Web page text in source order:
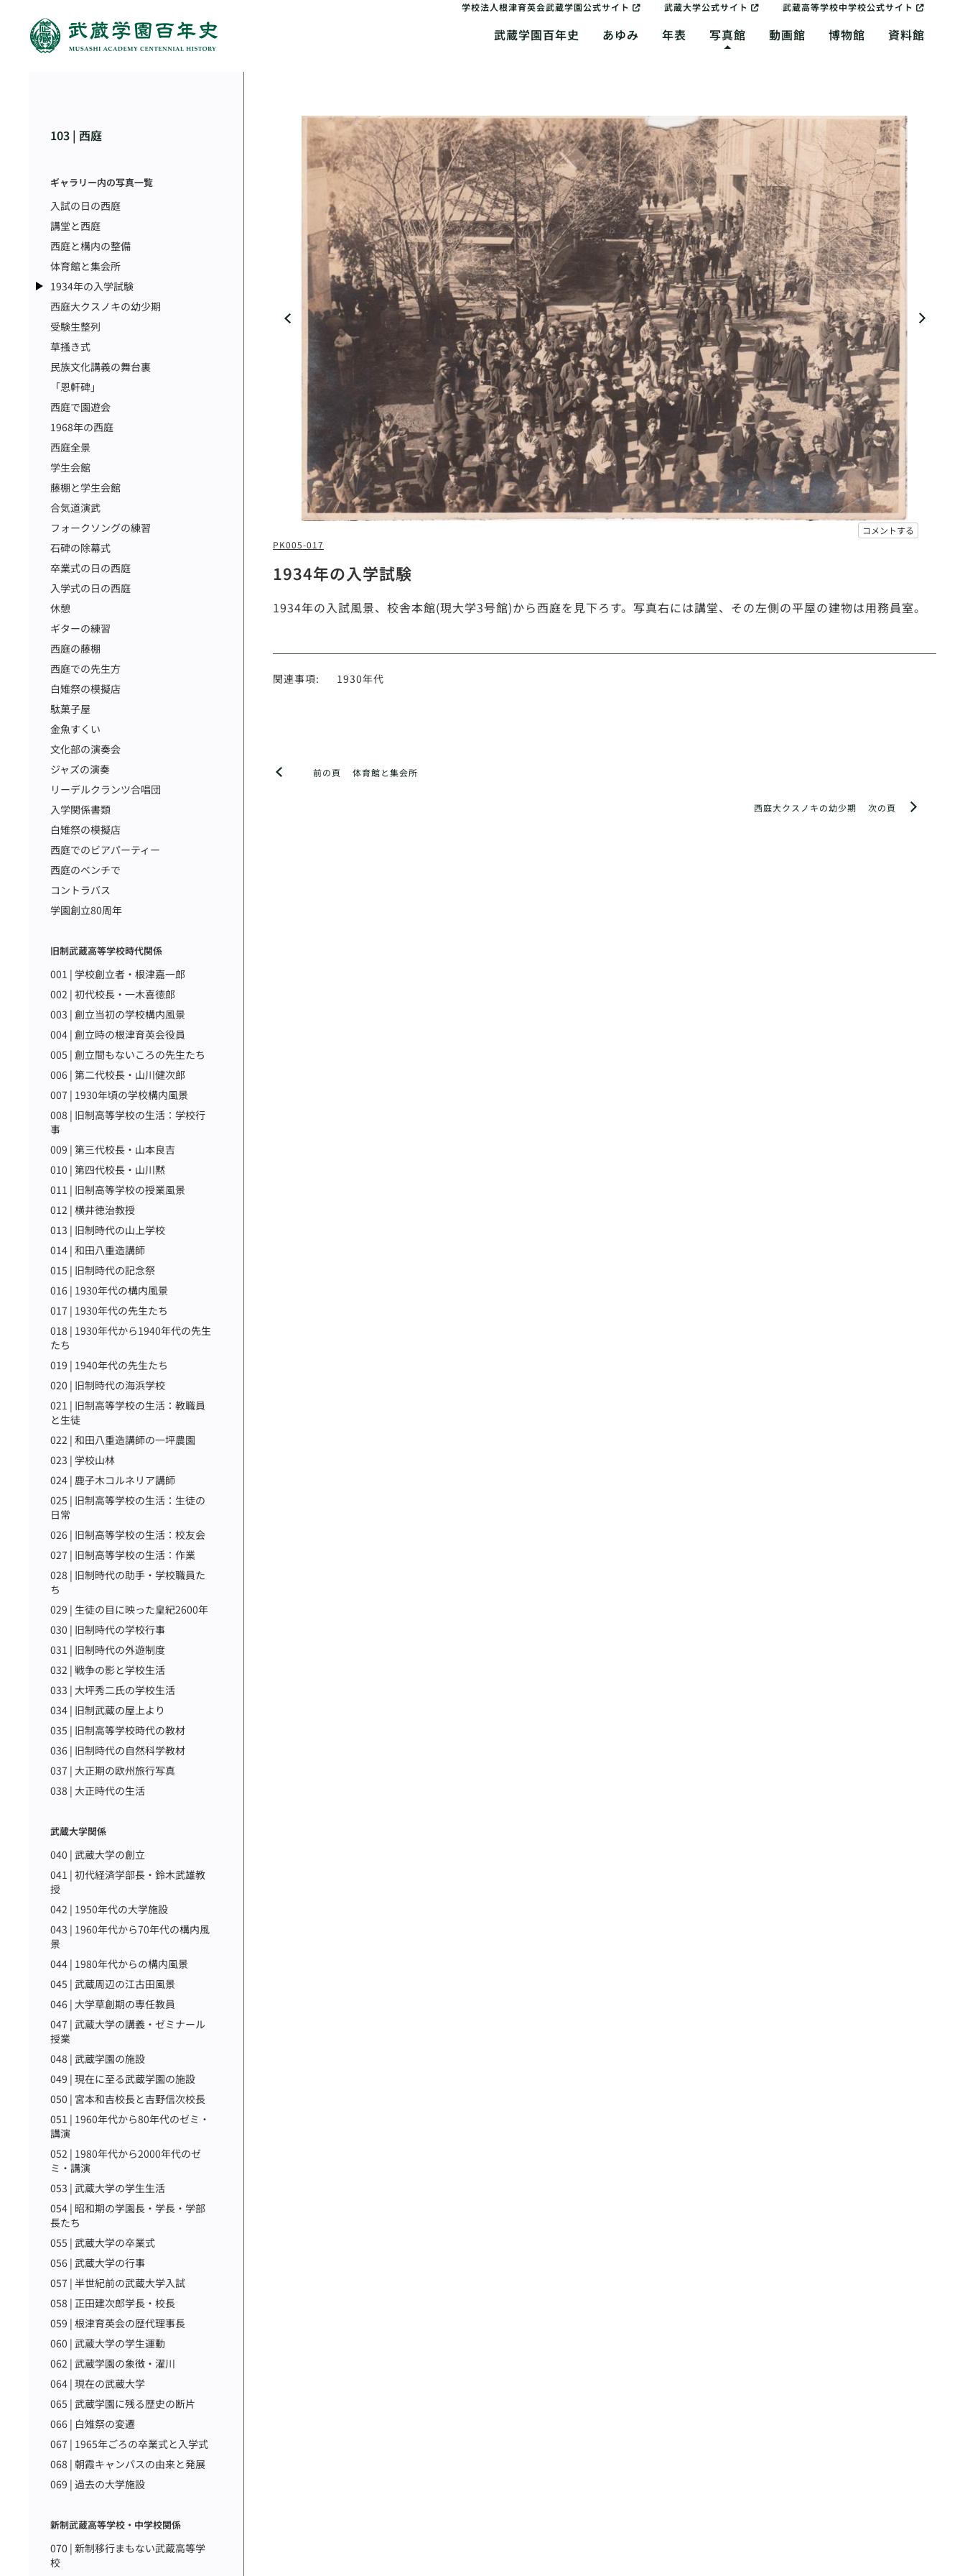
学校法人根津育英会武蔵学園公式サイト 武蔵大学公式サイト 武蔵高等学校中学校公式サイト
武蔵学園百年史 あゆみ 年表 写真館 動画館 博物館 資料館
103 | 西庭
ギャラリー内の写真一覧
入試の日の西庭
講堂と西庭
西庭と構内の整備
体育館と集会所
1934年の入学試験
西庭大クスノキの幼少期
受験生整列
草掻き式
民族文化講義の舞台裏
「恩軒碑」
西庭で園遊会
1968年の西庭
西庭全景
学生会館
藤棚と学生会館
合気道演武
フォークソングの練習
石碑の除幕式
卒業式の日の西庭
入学式の日の西庭
休憩
ギターの練習
西庭の藤棚
西庭での先生方
白雉祭の模擬店
駄菓子屋
金魚すくい
文化部の演奏会
ジャズの演奏
リーデルクランツ合唱団
入学関係書類
白雉祭の模擬店
西庭でのビアパーティー
西庭のベンチで
コントラバス
学園創立80周年
旧制武蔵高等学校時代関係
001 | 学校創立者・根津嘉一郎
002 | 初代校長・一木喜徳郎
003 | 創立当初の学校構内風景
004 | 創立時の根津育英会役員
005 | 創立間もないころの先生たち
006 | 第二代校長・山川健次郎
007 | 1930年頃の学校構内風景
008 | 旧制高等学校の生活：学校行
事
009 | 第三代校長・山本良吉
010 | 第四代校長・山川黙
011 | 旧制高等学校の授業風景
012 | 横井徳治教授
013 | 旧制時代の山上学校
014 | 和田八重造講師
015 | 旧制時代の記念祭
016 | 1930年代の構内風景
017 | 1930年代の先生たち
018 | 1930年代から1940年代の先生
たち
019 | 1940年代の先生たち
020 | 旧制時代の海浜学校
021 | 旧制高等学校の生活：教職員
と生徒
022 | 和田八重造講師の一坪農園
023 | 学校山林
024 | 鹿子木コルネリア講師
025 | 旧制高等学校の生活：生徒の
日常
026 | 旧制高等学校の生活：校友会
027 | 旧制高等学校の生活：作業
028 | 旧制時代の助手・学校職員た
ち
029 | 生徒の目に映った皇紀2600年
030 | 旧制時代の学校行事
031 | 旧制時代の外遊制度
032 | 戦争の影と学校生活
033 | 大坪秀二氏の学校生活
034 | 旧制武蔵の屋上より
035 | 旧制高等学校時代の教材
036 | 旧制時代の自然科学教材
037 | 大正期の欧州旅行写真
038 | 大正時代の生活
武蔵大学関係
040 | 武蔵大学の創立
041 | 初代経済学部長・鈴木武雄教
授
042 | 1950年代の大学施設
043 | 1960年代から70年代の構内風
景
044 | 1980年代からの構内風景
045 | 武蔵周辺の江古田風景
046 | 大学草創期の専任教員
047 | 武蔵大学の講義・ゼミナール
授業
048 | 武蔵学園の施設
049 | 現在に至る武蔵学園の施設
050 | 宮本和吉校長と吉野信次校長
051 | 1960年代から80年代のゼミ・
講演
052 | 1980年代から2000年代のゼ
ミ・講演
053 | 武蔵大学の学生生活
054 | 昭和期の学園長・学長・学部
長たち
055 | 武蔵大学の卒業式
056 | 武蔵大学の行事
057 | 半世紀前の武蔵大学入試
058 | 正田建次郎学長・校長
059 | 根津育英会の歴代理事長
060 | 武蔵大学の学生運動
062 | 武蔵学園の象徴・濯川
064 | 現在の武蔵大学
065 | 武蔵学園に残る歴史の断片
066 | 白雉祭の変遷
067 | 1965年ごろの卒業式と入学式
068 | 朝霞キャンパスの由来と発展
069 | 過去の大学施設
新制武蔵高等学校・中学校関係
070 | 新制移行まもない武蔵高等学
校
コメントする
PK005-017
1934年の入学試験
1934年の入試風景、校舎本館(現大学3号館)から西庭を見下ろす。写真右には講堂、その左側の平屋の建物は用務員室。
関連事項: 1930年代
前の頁 体育館と集会所
次の頁
西庭大クスノキの幼少期